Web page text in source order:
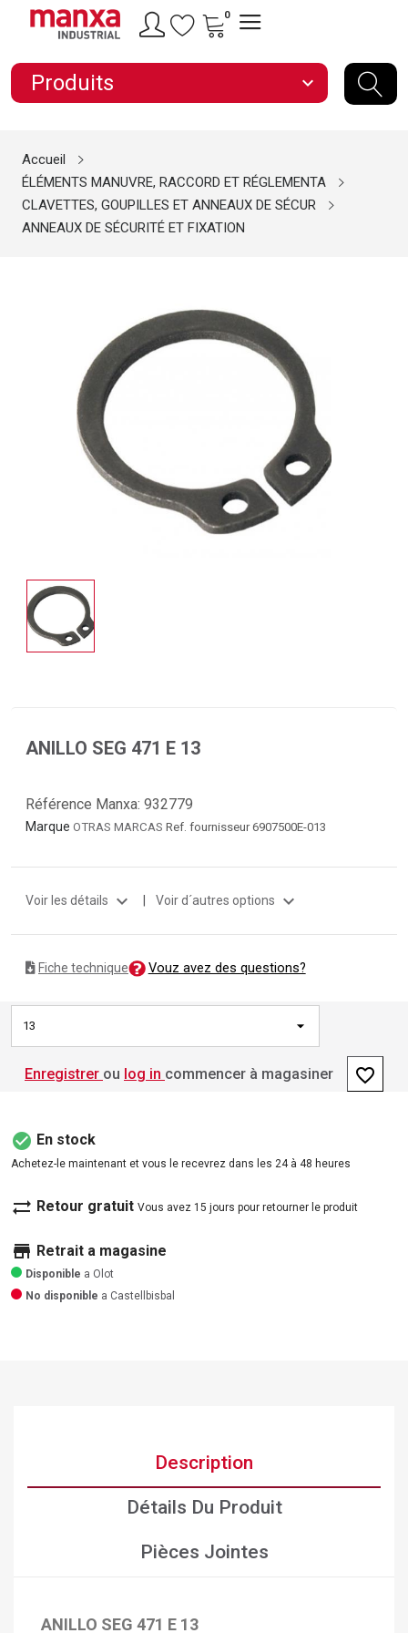
0
Produits expand_more
Accueil
ÉLÉMENTS MANUVRE, RACCORD ET RÉGLEMENTA
CLAVETTES, GOUPILLES ET ANNEAUX DE SÉCUR
ANNEAUX DE SÉCURITÉ ET FIXATION
ANILLO SEG 471 E 13
Référence Manxa: 932779
Marque OTRAS MARCAS Ref. fournisseur 6907500E-013
Voir les détails expand_more | Voir d´autres options expand_more
Fiche technique Vouz avez des questions?
13
Enregistrer ou log in commencer à magasiner favorite_border
check_circle En stock
Achetez-le maintenant et vous le recevrez dans les 24 à 48 heures
sync_alt Retour gratuit Vous avez 15 jours pour retourner le produit
store Retrait a magasine
Disponible a Olot
No disponible a Castellbisbal
Description
Détails Du Produit
Pièces Jointes
ANILLO SEG 471 E 13